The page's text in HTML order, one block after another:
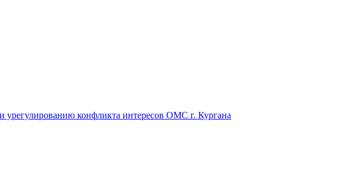
конфликта интересов ОМС г. Кургана